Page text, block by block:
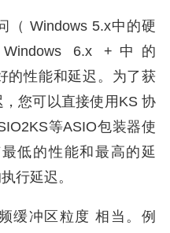
（ Windows 5.x中的硬
6.x +中的
的性能和延迟。为了获
您可以直接使用KS 协
等ASIO包装器使
低的性能和最高的延
行延迟。
缓冲区粒度 相当。例